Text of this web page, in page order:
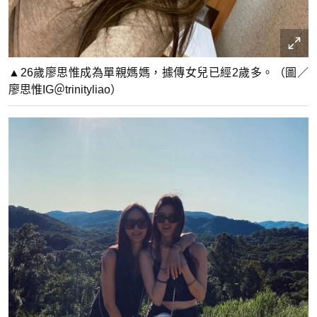
▲26歲廖思惟成為單親媽媽，據傳女兒已經2歲多。（圖／
廖思惟IG＠trinityliao）